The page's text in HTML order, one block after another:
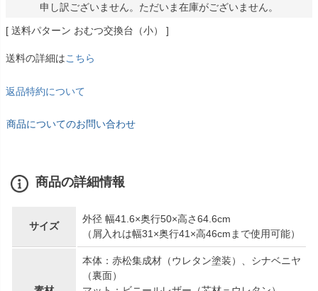
申し訳ございません。ただいま在庫がございません。
送料パターン おむつ交換台（小）
送料の詳細はこちら
返品特約について
商品についてのお問い合わせ
商品の詳細情報
サイズ
外径 幅41.6×奥行50×高さ64.6cm
（屑入れは幅31×奥行41×高46cmまで使用可能）
本体：赤松集成材（ウレタン塗装）、シナベニヤ
（裏面）